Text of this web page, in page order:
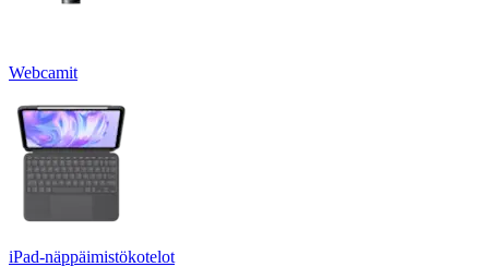
Webcamit
iPad-näppäimistökotelot